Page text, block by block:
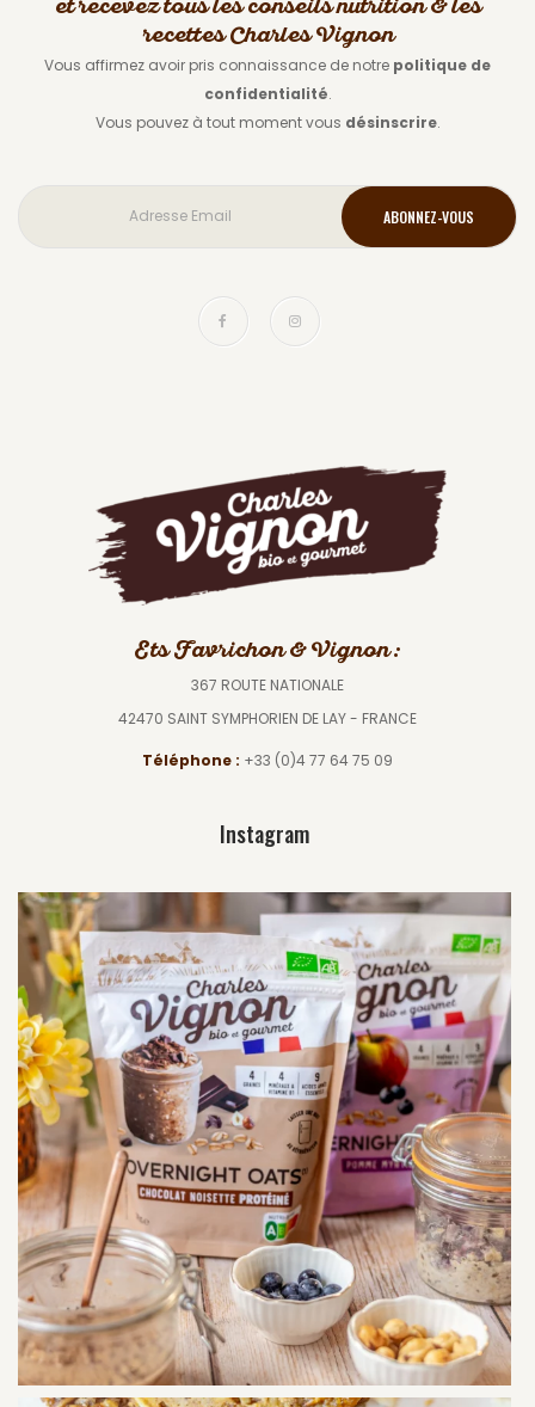
et recevez tous les conseils nutrition & les
recettes Charles Vignon
Vous affirmez avoir pris connaissance de notre politique de
confidentialité.
Vous pouvez à tout moment vous désinscrire.
Ets Favrichon & Vignon :
367 ROUTE NATIONALE
42470 SAINT SYMPHORIEN DE LAY - FRANCE
Téléphone : +33 (0)4 77 64 75 09
Instagram